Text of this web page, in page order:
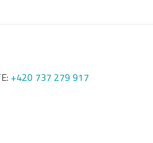
+420 737 279 917